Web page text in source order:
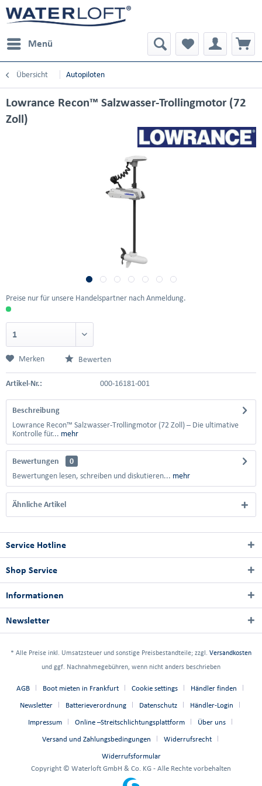
Menü
Übersicht Autopiloten
Lowrance Recon™ Salzwasser-Trollingmotor (72
Zoll)
Preise nur für unsere Handelspartner nach Anmeldung.
Merken Bewerten
Artikel-Nr.: 000-16181-001
Beschreibung
Lowrance Recon™ Salzwasser-Trollingmotor (72 Zoll) – Die ultimative
Kontrolle für... mehr
Bewertungen
0
Bewertungen lesen, schreiben und diskutieren... mehr
Ähnliche Artikel
Service Hotline
Shop Service
Informationen
Newsletter
* Alle Preise inkl. Umsatzsteuer und sonstige Preisbestandteile; zzgl. Versandkosten
und ggf. Nachnahmegebühren, wenn nicht anders beschrieben
AGB Boot mieten in Frankfurt Cookie settings Händler finden
Newsletter Batterieverordnung Datenschutz Händler-Login
Impressum Online –Streitschlichtungsplattform Über uns
Versand und Zahlungsbedingungen Widerrufsrecht
Widerrufsformular
Copyright © Waterloft GmbH & Co. KG - Alle Rechte vorbehalten